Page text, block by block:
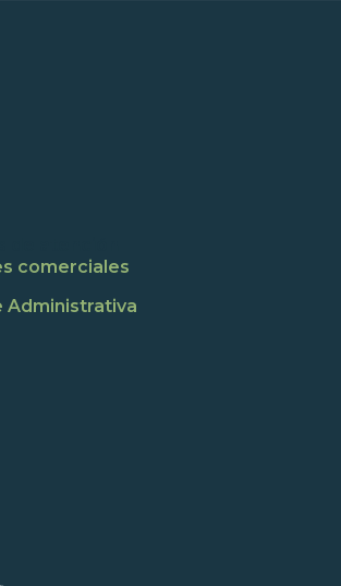
comerciales
Administrativa